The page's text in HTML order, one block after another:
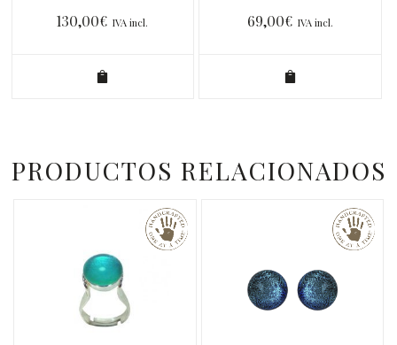
130,00€ IVA incl. 69,00€ IVA incl.
PRODUCTOS RELACIONADOS